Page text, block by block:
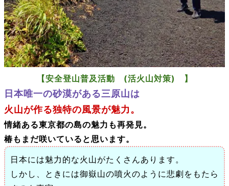
【安全登山普及活動 (活火山対策) 】
日本唯一の砂漠がある三原山は
火山が作る独特の風景が魅力。
情緒ある東京都の島の魅力も再発見。
椿もまだ咲いていると思います。
日本には魅力的な火山がたくさんあります。
しかし、ときには御嶽山の噴火のように悲劇をもたら